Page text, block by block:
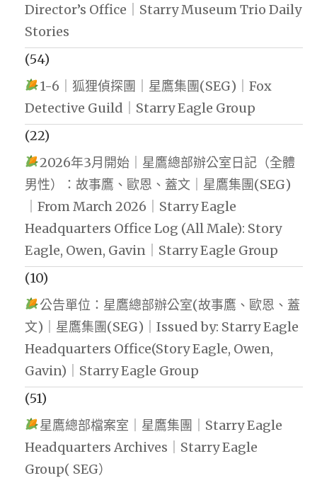
Director’s Office｜Starry Museum Trio Daily
Stories
(54)
1-6｜狐狸偵探團｜星鷹集團(SEG)｜Fox
Detective Guild｜Starry Eagle Group
(22)
2026年3月開始｜星鷹總部辦公室日記（全體
男性）：故事鷹、歐恩、蓋文｜星鷹集團(SEG)
｜From March 2026｜Starry Eagle
Headquarters Office Log (All Male): Story
Eagle, Owen, Gavin｜Starry Eagle Group
(10)
公告單位：星鷹總部辦公室(故事鷹、歐恩、蓋
文)｜星鷹集團(SEG)｜Issued by: Starry Eagle
Headquarters Office(Story Eagle, Owen,
Gavin)｜Starry Eagle Group
(51)
星鷹總部檔案室｜星鷹集團｜Starry Eagle
Headquarters Archives｜Starry Eagle
Group( SEG）